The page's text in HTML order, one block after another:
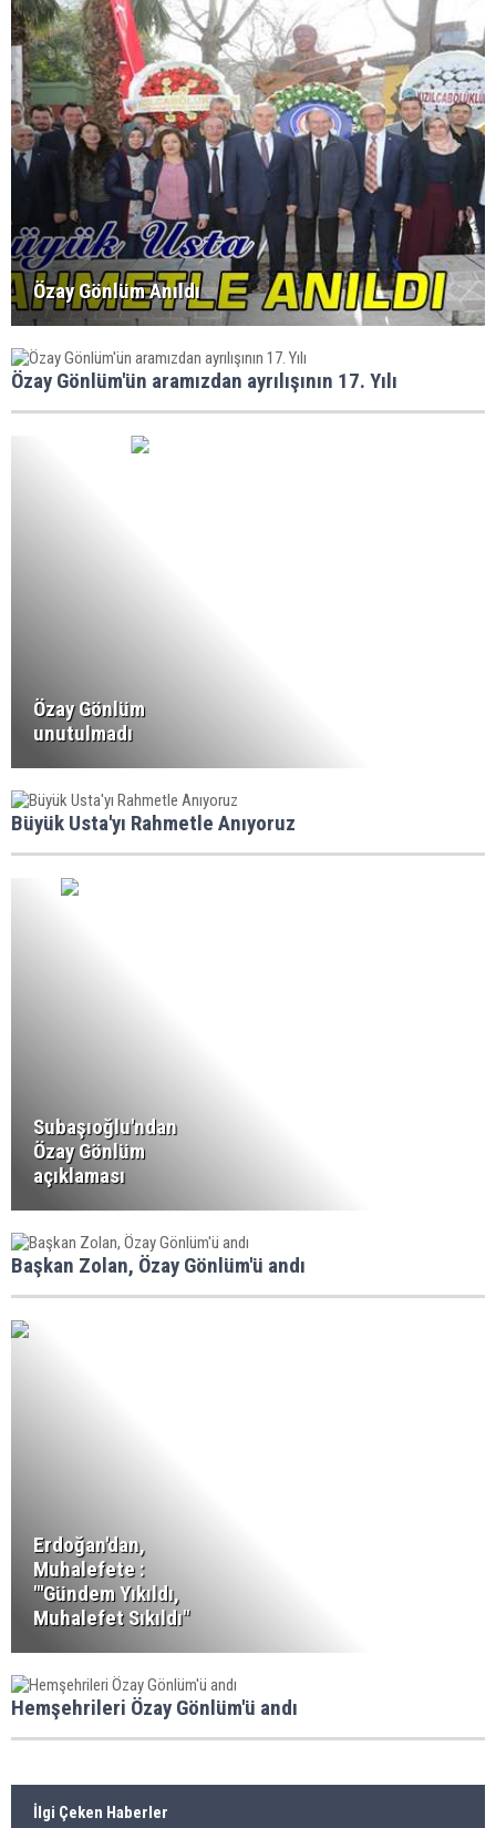
Özay Gönlüm Anıldı
Özay Gönlüm'ün aramızdan ayrılışının 17. Yılı
Özay Gönlüm
unutulmadı
Büyük Usta'yı Rahmetle Anıyoruz
Subaşıoğlu'ndan
Özay Gönlüm
açıklaması
Başkan Zolan, Özay Gönlüm'ü andı
Erdoğan'dan,
Muhalefete :
"'Gündem Yıkıldı,
Muhalefet Sıkıldı"
Hemşehrileri Özay Gönlüm'ü andı
İlgi Çeken Haberler